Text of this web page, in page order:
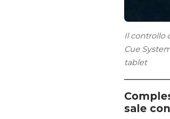
Il controllo
Cue
tablet
sale